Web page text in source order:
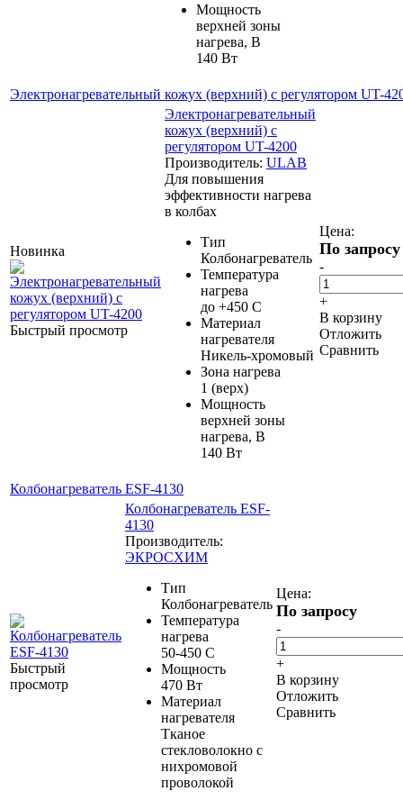
Мощность
верхней зоны
нагрева, В
140 Вт
Электронагревательный кожух (верхний) с регулятором UT-
Новинка
Быстрый просмотр
Электронагревательный
кожух (верхний) с
регулятором UT-4200
Производитель: ULAB
Для повышения
эффективности нагрева
в колбах
Тип
Колбонагреватель
Температура
нагрева
до +450 С
Материал
нагревателя
Никель-хромовый
Зона нагрева
1 (верх)
Мощность
верхней зоны
нагрева, В
140 Вт
Цена:
По запросу
-
+
В корзину
Отложить
Сравнить
Колбонагреватель ESF-4130
Быстрый
просмотр
Колбонагреватель ESF-
4130
Производитель:
ЭКРОСХИМ
Тип
Колбонагреватель
Температура
нагрева
50-450 С
Мощность
470 Вт
Материал
нагревателя
Тканое
стекловолокно с
нихромовой
проволокой
Цена:
По запросу
-
+
В корзину
Отложить
Сравнить